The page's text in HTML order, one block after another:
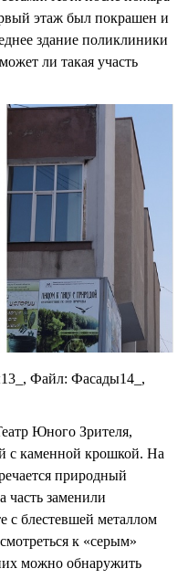
этаж был покрашен и
здание поликлиники
ли такая участь
Файл: Фасады14_,
Юного Зрителя,
с каменной крошкой. На
природный
часть заменили
блестевшей металлом
к «серым»
можно обнаружить